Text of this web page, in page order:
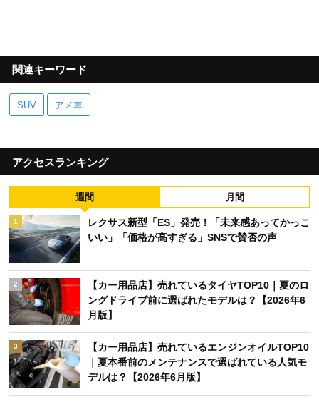
関連キーワード
SUV アメ車
アクセスランキング
週間 月間
1
レクサス新型「ES」発売！「未来感あってかっこ
いい」「価格が高すぎる」SNSで賛否の声
2
【カー用品店】売れているタイヤTOP10｜夏のロ
ングドライブ前に選ばれたモデルは？【2026年6
月版】
3
【カー用品店】売れているエンジンオイルTOP10
｜夏本番前のメンテナンスで選ばれている人気モ
デルは？【2026年6月版】